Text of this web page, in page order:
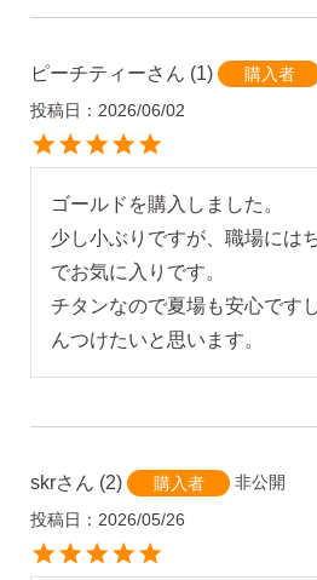
ピーチティー 1 購入者
投稿日
2026/06/02
ゴールドを購入しました。
少し小ぶりですが、職場には
でお気に入りです。
チタンなので夏場も安心です
んつけたいと思います。
skr 2 購入者
非公開
投稿日
2026/05/26